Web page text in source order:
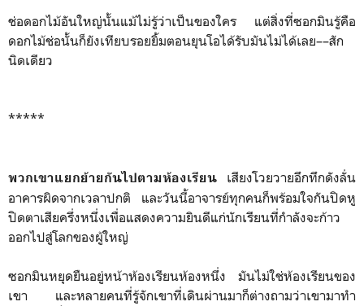
ช่อดอกไม้อันใหญ่นั้นแม้ไม่รู้ว่าเป็นของใคร แต่สิ่งที่ซอกมินรู้คือ
ดอกไม้ช่อนั้นก็ยังเทียบรอยยิ้มตอนยุนโอได้รับมันไม่ได้เลย––สัก
นิดเดียว
*****
พวกเขาแยกย้ายกันไปตามห้องเรียน เสียงโวยวายอึกทึกดังลั่น
อาคารผิดจากเวลาปกติ และวันนี้อาจารย์ทุกคนก็พร้อมใจกันปิดหู
ปิดตาเสียครึ่งหนึ่งเพื่อแสดงความยินดีแก่นักเรียนที่กำลังจะก้าว
ออกไปสู่โลกของผู้ใหญ่
ซอกมินหยุดยืนอยู่หน้าห้องเรียนห้องหนึ่ง มันไม่ใช่ห้องเรียนของ
เขา และหลายคนที่รู้จักเขาที่เดินผ่านมาก็ต่างถามว่าเขามาทำ